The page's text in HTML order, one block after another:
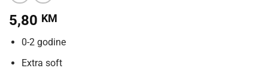
5,80 KM
0-2 godine
Extra soft